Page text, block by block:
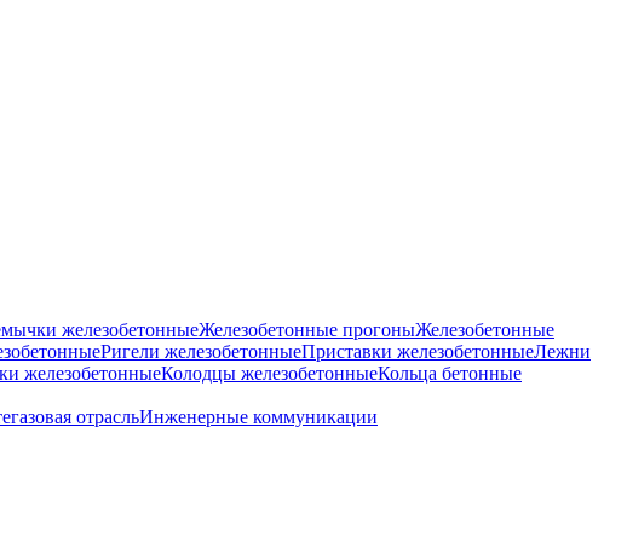
железобетонныеЖелезобетонные прогоныЖелезобетонные
Ригели железобетонныеПриставки железобетонныеЛежни
железобетонныеКолодцы железобетонныеКольца бетонные
отрасльИнженерные коммуникации